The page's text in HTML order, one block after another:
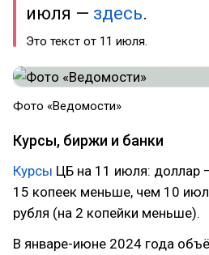
июля — здесь.
Это текст от 11 июля.
Фото «Ведомости»
Курсы, биржи и банки
Курсы ЦБ на 11 июля: доллар
15 копеек меньше, чем 10
рубля (на 2 копейки меньше).
В январе-июне 2024 года